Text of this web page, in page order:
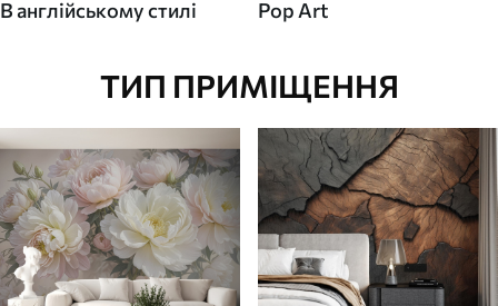
В англійському стилі Pop Art
ТИП ПРИМІЩЕННЯ